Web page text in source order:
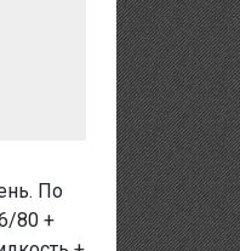
По
80 +